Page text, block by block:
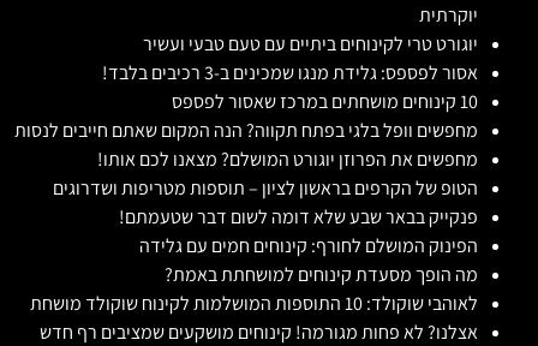
יוקרתית
יוגורט טרי לקינוחים ביתיים עם טעם טבעי ועשיר
אסור לפספס: גלידת מנגו שמכינים ב-3 רכיבים בלבד!
10 קינוחים מושחתים במרכז שאסור לפספס
מחפשים וופל בלגי בפתח תקווה? הנה המקום שאתם חייבים לנסות
מחפשים את הפרוזן יוגורט המושלם? מצאנו לכם אותו!
הטופ של הקרפים בראשון לציון – תוספות מטריפות ושדרוגים
פנקייק בבאר שבע שלא דומה לשום דבר שטעמתם!
הפינוק המושלם לחורף: קינוחים חמים עם גלידה
מה הופך מסעדת קינוחים למושחתת באמת?
לאוהבי שוקולד: 10 התוספות המושלמות לקינוח שוקולד מושחת
אצלנו? לא פחות מגורמה! קינוחים מושקעים שמציבים רף חדש